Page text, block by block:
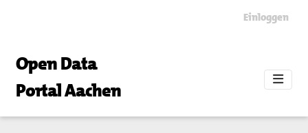
Einloggen
Open Data
Portal Aachen